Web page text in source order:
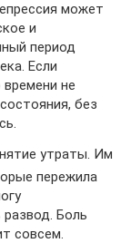
может
и
период
Если
не
без
утраты. Им
пережила
развод. Боль
совсем.